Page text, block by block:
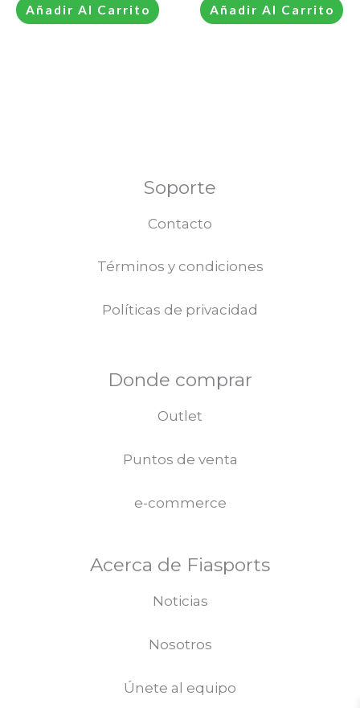
Añadir Al Carrito Añadir Al Carrito
Soporte
Contacto
Términos y condiciones
Políticas de privacidad
Donde comprar
Outlet
Puntos de venta
e-commerce
Acerca de Fiasports
Noticias
Nosotros
Únete al equipo